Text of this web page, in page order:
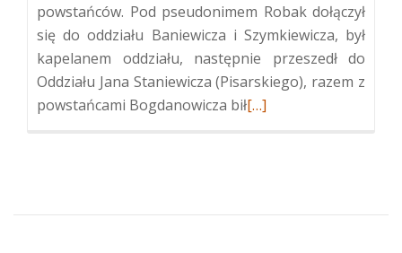
powstańców. Pod pseudonimem Robak dołączył
się do oddziału Baniewicza i Szymkiewicza, był
kapelanem oddziału, następnie przeszedł do
Oddziału Jana Staniewicza (Pisarskiego), razem z
powstańcami Bogdanowicza biłWięcej
Dębskiego
[…]